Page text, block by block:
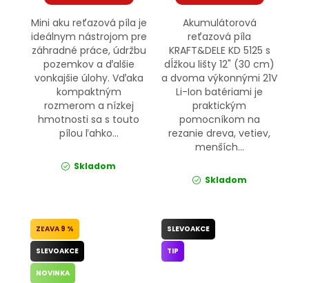
Mini aku reťazová píla je
ideálnym nástrojom pre
záhradné práce, údržbu
pozemkov a ďalšie
vonkajšie úlohy. Vďaka
kompaktným
rozmerom a nízkej
hmotnosti sa s touto
pílou ľahko...
Skladom
Akumulátorová
reťazová píla
KRAFT&DELE KD 5125 s
dĺžkou lišty 12" (30 cm)
a dvoma výkonnými 21V
Li-Ion batériami je
praktickým
pomocníkom na
rezanie dreva, vetiev,
menších...
Skladom
9 %
SLEVOAKCE
NOVINKA
SLEVOAKCE
TIP